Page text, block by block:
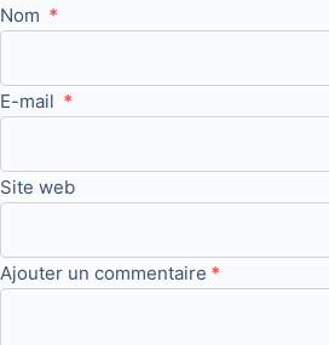
Nom *
E-mail *
Site web
Ajouter un commentaire *